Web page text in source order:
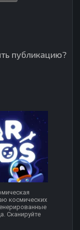
публикацию?
космических
Сканируйте